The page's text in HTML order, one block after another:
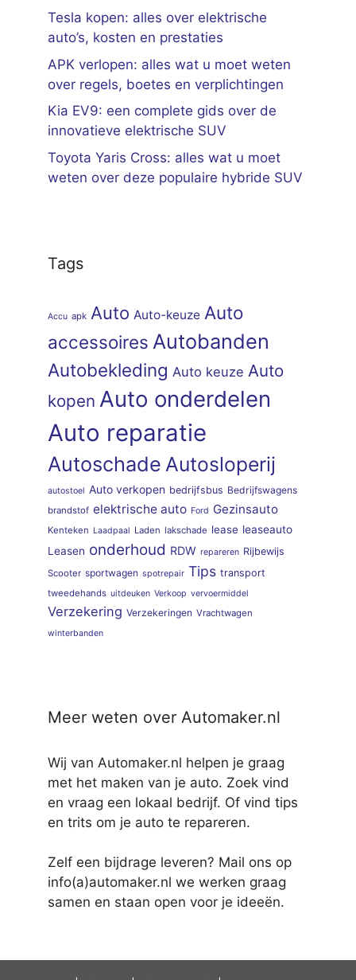
Tesla kopen: alles over elektrische
auto’s, kosten en prestaties
APK verlopen: alles wat u moet weten
over regels, boetes en verplichtingen
Kia EV9: een complete gids over de
innovatieve elektrische SUV
Toyota Yaris Cross: alles wat u moet
weten over deze populaire hybride SUV
Tags
Accu apk Auto Auto-keuze Auto
accessoires Autobanden
Autobekleding Auto keuze Auto
kopen Auto onderdelen
Auto reparatie
Autoschade Autosloperij
autostoel Auto verkopen bedrijfsbus Bedrijfswagens
brandstof elektrische auto Ford Gezinsauto
Kenteken Laadpaal Laden lakschade lease leaseauto
Leasen onderhoud RDW repareren Rijbewijs
Scooter sportwagen spotrepair Tips transport
tweedehands uitdeuken Verkoop vervoermiddel
Verzekering Verzekeringen Vrachtwagen
winterbanden
Meer weten over Automaker.nl
Wij van Automaker.nl helpen je graag
met het maken van je auto. Zoek vind
en vraag een lokaal bedrijf. Of vind tips
en trits om je auto te repareren.
Zelf een bijdrage leveren? Mail ons op
info(a)automaker.nl we werken graag
samen en staan open voor je ideeën.